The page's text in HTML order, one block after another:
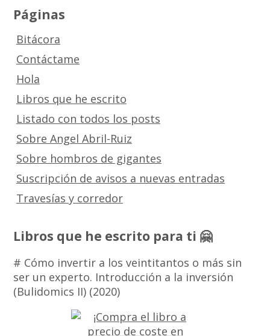
Páginas
Bitácora
Contáctame
Hola
Libros que he escrito
Listado con todos los posts
Sobre Angel Abril-Ruiz
Sobre hombros de gigantes
Suscripción de avisos a nuevas entradas
Travesías y corredor
Libros que he escrito para ti 🤗
# Cómo invertir a los veintitantos o más sin
ser un experto. Introducción a la inversión
(Bulidomics II) (2020)